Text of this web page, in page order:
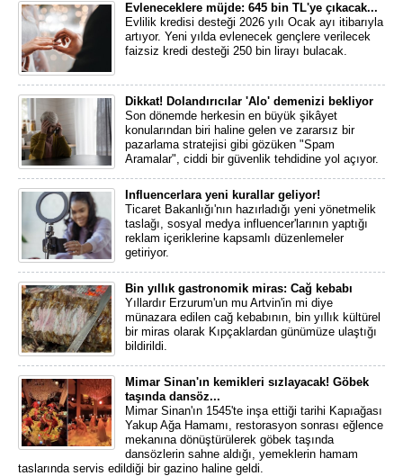
Evleneceklere müjde: 645 bin TL'ye çıkacak...
Evlilik kredisi desteği 2026 yılı Ocak ayı itibarıyla
artıyor. Yeni yılda evlenecek gençlere verilecek
faizsiz kredi desteği 250 bin lirayı bulacak.
Dikkat! Dolandırıcılar 'Alo' demenizi bekliyor
Son dönemde herkesin en büyük şikâyet
konularından biri haline gelen ve zararsız bir
pazarlama stratejisi gibi gözüken "Spam
Aramalar", ciddi bir güvenlik tehdidine yol açıyor.
Influencerlara yeni kurallar geliyor!
Ticaret Bakanlığı'nın hazırladığı yeni yönetmelik
taslağı, sosyal medya influencer'larının yaptığı
reklam içeriklerine kapsamlı düzenlemeler
getiriyor.
Bin yıllık gastronomik miras: Cağ kebabı
Yıllardır Erzurum'un mu Artvin'in mi diye
münazara edilen cağ kebabının, bin yıllık kültürel
bir miras olarak Kıpçaklardan günümüze ulaştığı
bildirildi.
Mimar Sinan'ın kemikleri sızlayacak! Göbek
taşında dansöz...
Mimar Sinan'ın 1545'te inşa ettiği tarihi Kapıağası
Yakup Ağa Hamamı, restorasyon sonrası eğlence
mekanına dönüştürülerek göbek taşında
dansözlerin sahne aldığı, yemeklerin hamam
taslarında servis edildiği bir gazino haline geldi.